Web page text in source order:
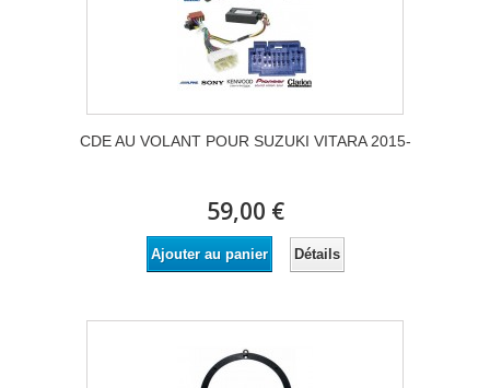
CDE AU VOLANT POUR SUZUKI VITARA 2015-
59,00 €
Ajouter au panier Détails